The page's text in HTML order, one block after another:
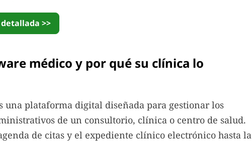
>>
médico y por qué su clínica lo
una plataforma digital diseñada para gestionar los
de un consultorio, clínica o centro de salud.
de citas y el expediente clínico electrónico hasta la